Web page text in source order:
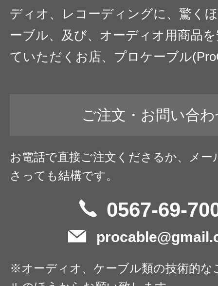
ディオ、レコーディングに、驚く
ーブル、及び、オーディオ用商品
ていただくお店、プロケーブル
ご注文・お問い合
お電話で直接ご注文くださるか、メー
さっても結構です。
0567-69-
※オーディオ、ケーブル類の技術的な